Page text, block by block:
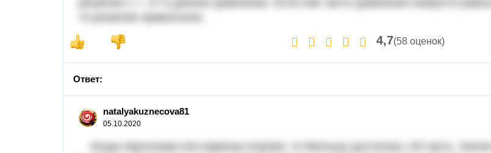
4,7(58 оценок)
Ответ:
natalyakuznecova81
05.10.2020
Когда персонажи ели варенье втроем, то Малышу досталась 1/9 часть. Значит,